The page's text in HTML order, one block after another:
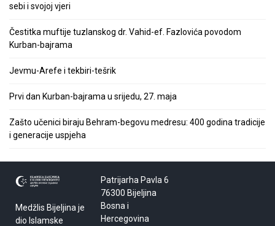
sebi i svojoj vjeri
Čestitka muftije tuzlanskog dr. Vahid-ef. Fazlovića povodom
Kurban-bajrama
Jevmu-Arefe i tekbiri-tešrik
Prvi dan Kurban-bajrama u srijedu, 27. maja
Zašto učenici biraju Behram-begovu medresu: 400 godina tradicije
i generacije uspjeha
Medžlis Bijeljina je
dio Islamske
Patrijarha Pavla 6
76300 Bijeljina
Bosna i
Hercegovina